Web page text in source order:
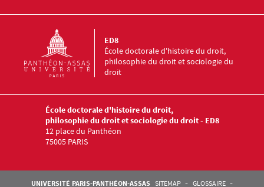
École doctorale d'histoire du droit,
philosophie du droit et sociologie du
droit
ED8
École doctorale d'histoire du droit,
philosophie du droit et sociologie du droit - ED8
12 place du Panthéon
75005 PARIS
Pied de page Assas
UNIVERSITÉ PARIS-PANTHÉON-ASSAS SITEMAP
GLOSSAIRE